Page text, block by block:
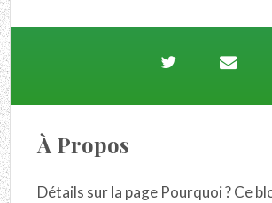
À Propos
Détails sur la page Pourquoi ? Ce